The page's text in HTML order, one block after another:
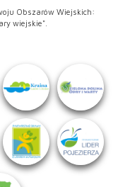
Obszarów Wiejskich:
wiejskie".